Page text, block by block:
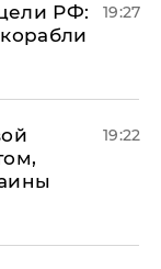
РФ:
19:27
19:22